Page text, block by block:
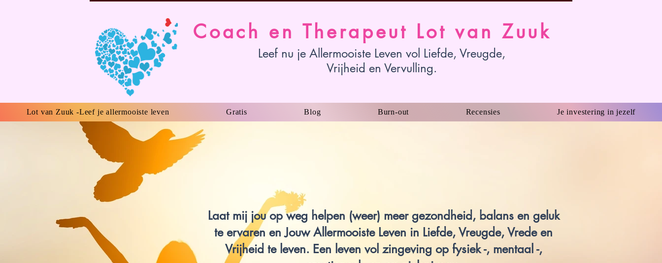
Coach en Therapeut Lot van Zuuk
Leef nu je Allermooiste Leven vol Liefde, Vreugde,
Vrijheid en Vervulling.
Lot van Zuuk -Leef je allermooiste leven Gratis Blog Burn-out Recensies Je investering in jezelf
Laat mij jou op weg helpen (weer) meer gezondheid, balans en geluk
te ervaren en Jouw Allermooiste Leven in Liefde, Vreugde, Vrede en
Vrijheid te leven. Een leven vol zingeving op fysiek -, mentaal -,